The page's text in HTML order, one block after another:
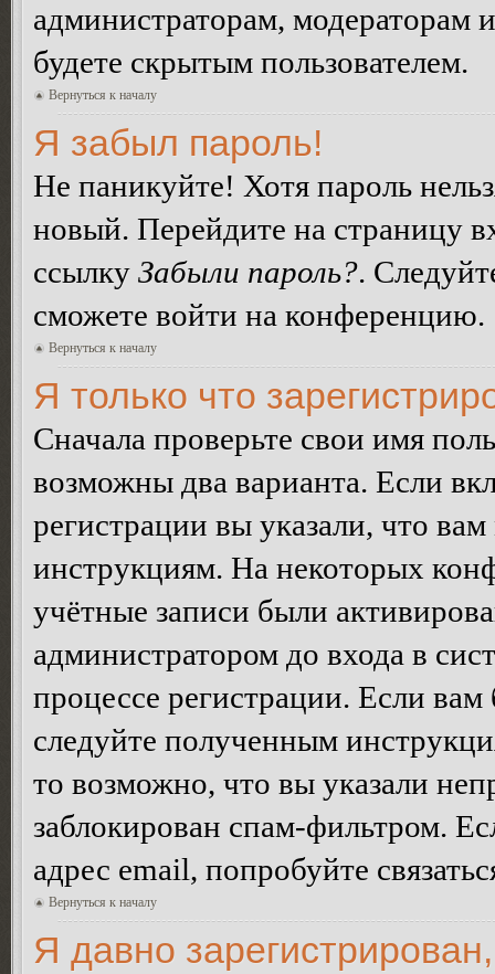
администраторам, модераторам
будете скрытым пользователем.
Вернуться к началу
Я забыл пароль!
Не паникуйте! Хотя пароль
новый. Перейдите на страницу
ссылку Забыли пароль?.
сможете войти на конференцию.
Вернуться к началу
Я только что
Сначала проверьте свои имя
возможны два варианта. Если
регистрации вы указали, что
инструкциям. На некоторых
учётные записи были
администратором до входа в
процессе регистрации. Если
следуйте полученным
то возможно, что вы указали
заблокирован спам-фильтром.
адрес email, попробуйте
Вернуться к началу
Я давно